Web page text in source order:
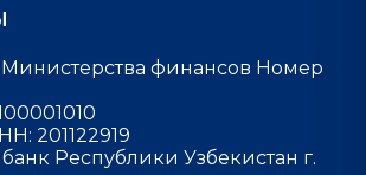
Министерства финансов Номер
201122919
Республики Узбекистан г.